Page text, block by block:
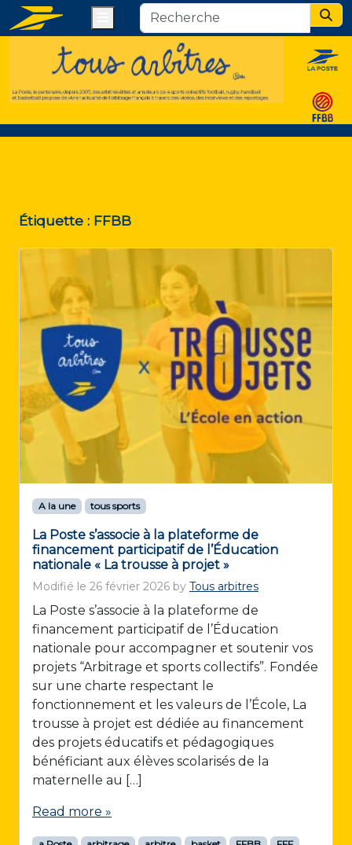
Étiquette : FFBB
A la une tous sports
La Poste s’associe à la plateforme de
financement participatif de l’Éducation
nationale « La trousse à projet »
Modifié le 26 février 2026 by Tous arbitres
La Poste s’associe à la plateforme de
financement participatif de l’Éducation
nationale pour accompagner et soutenir vos
projets “Arbitrage et sports collectifs”. Fondée
sur une charte respectant le
fonctionnement et les valeurs de l’École, La
trousse à projet est dédiée au financement
des projets éducatifs et pédagogiques
bénéficiant aux élèves scolarisés de la
maternelle au […]
Read more »